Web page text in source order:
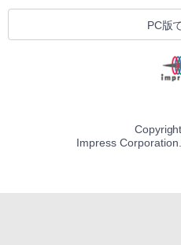
PC版
Impress